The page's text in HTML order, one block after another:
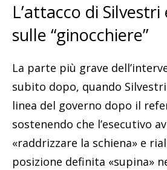
L’attacco di
sulle “ginocchiere”
La parte più grave
subito dopo, quando
linea del governo dopo il
sostenendo che l’esecutivo
«raddrizzare la schiena» e
posizione definita «supina»